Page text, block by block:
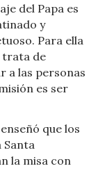
del Papa es
y
Para ella
trata de
a las personas
es ser
que los
Santa
la misa con